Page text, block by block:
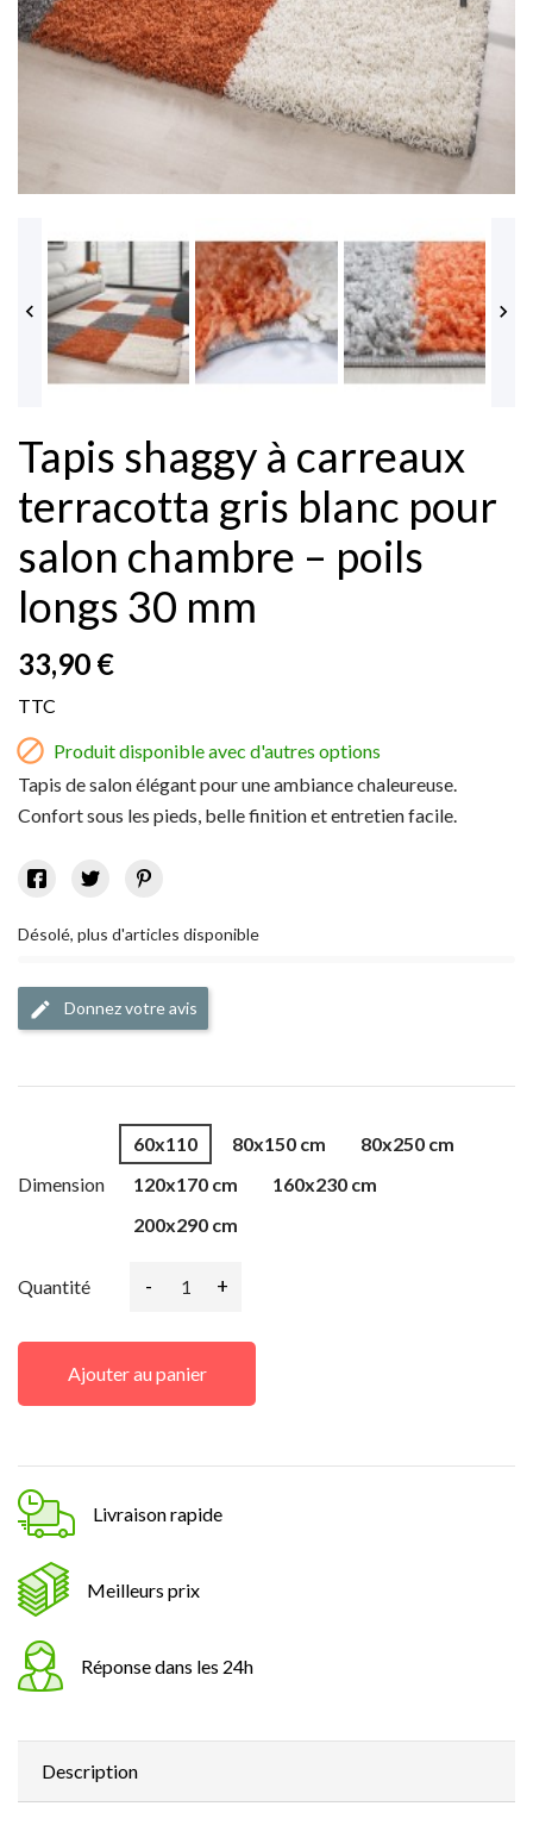
 
Tapis shaggy à carreaux
terracotta gris blanc pour
salon chambre – poils
longs 30 mm
33,90 €
TTC
 Produit disponible avec d'autres options
Tapis de salon élégant pour une ambiance chaleureuse.
Confort sous les pieds, belle finition et entretien facile.
Désolé, plus d'articles disponible
edit Donnez votre avis
Dimension
60x110 80x150 cm
80x250 cm
120x170 cm
160x230 cm
200x290 cm
Quantité - +
Ajouter au panier
Livraison rapide
Meilleurs prix
Réponse dans les 24h
Description